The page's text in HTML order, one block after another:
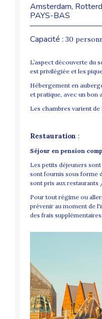
Amsterdam,
PAYS-BAS
Capacité : 30
L’aspect découverte du
est privilégiée et les
Hébergement en
et pratique, avec un bon
Les chambres varient
Restauration :
Séjour en pension
Les petits déjeuners sont
sont fournis sous forme
sont pris aux
Pour tout régime ou
prévenir au moment de
des frais supplémentaires.